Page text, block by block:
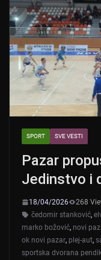
SPORT SVE VESTI
Pazar
Jedinstvo i
18/04/2026
268
čedomir stanković,
marko božović, novi
ok novi pazar, plej-aut,
sportska dvorana